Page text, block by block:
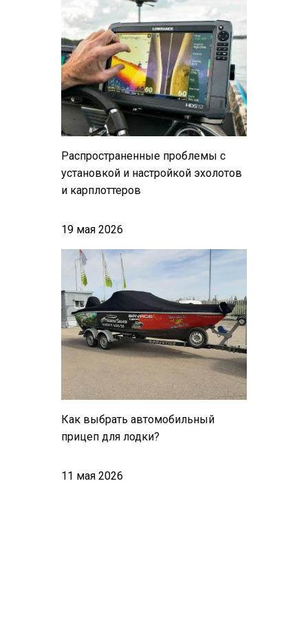
Распространенные проблемы с
установкой и настройкой эхолотов
и карплоттеров
19 мая 2026
Как выбрать автомобильный
прицеп для лодки?
11 мая 2026